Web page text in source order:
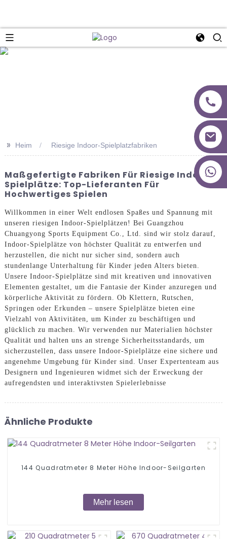
>> Heim Riesige Indoor-Spielplatzfabriken
Maßgefertigte Fabriken Für Riesige Indoor-
Spielplätze: Top-Lieferanten Für
Hochwertiges Spielen
Willkommen in einer Welt endlosen Spaßes und Spannung mit
unseren riesigen Indoor-Spielplätzen! Bei Guangzhou
Chuangyong Sports Equipment Co., Ltd. sind wir stolz darauf,
Indoor-Spielplätze von höchster Qualität zu entwerfen und
herzustellen, die nicht nur sicher sind, sondern auch
stundenlange Unterhaltung für Kinder jeden Alters bieten.
Unsere Indoor-Spielplätze sind mit kreativen und innovativen
Elementen gestaltet, um die Fantasie der Kinder anzuregen und
körperliche Aktivität zu fördern. Ob Klettern, Rutschen,
Springen oder Erkunden – unsere Spielplätze bieten eine
Vielzahl von Aktivitäten, um Kinder zu beschäftigen und
glücklich zu machen. Wir verwenden nur Materialien höchster
Qualität und halten uns an strenge Sicherheitsstandards, um
sicherzustellen, dass unsere Indoor-Spielplätze eine sichere und
angenehme Umgebung für Kinder sind. Unser Expertenteam aus
Designern und Ingenieuren widmet sich der Erweckung der
aufregendsten und interaktivsten Spielerlebnisse
Ähnliche Produkte
144 Quadratmeter 8 Meter Höhe Indoor-Seilgarten
Mehr lesen